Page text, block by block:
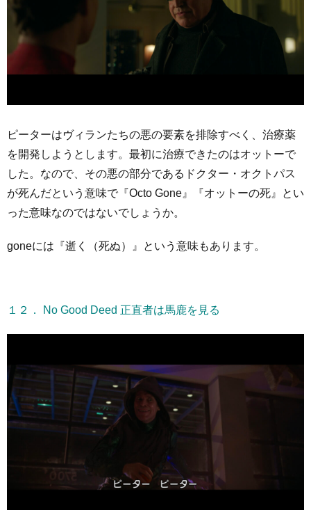
ピーターはヴィランたちの悪の要素を排除すべく、治療薬
を開発しようとします。最初に治療できたのはオットーで
した。なので、その悪の部分であるドクター・オクトパス
が死んだという意味で『Octo Gone』『オットーの死』とい
った意味なのではないでしょうか。
goneには『逝く（死ぬ）』という意味もあります。
１２． No Good Deed 正直者は馬鹿を見る